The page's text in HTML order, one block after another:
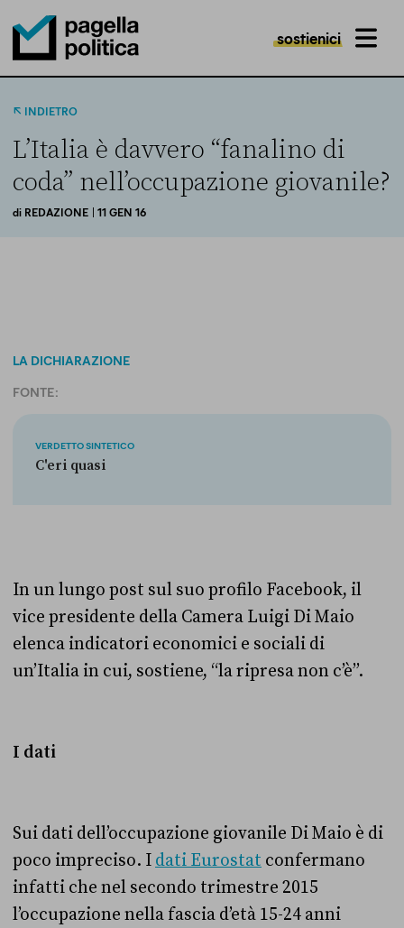
Pagella Politica Logo
sostienici MENU
INDIETRO
L’Italia è davvero “fanalino di
coda” nell’occupazione giovanile?
di REDAZIONE | 11 GEN 16
LA DICHIARAZIONE
FONTE:
VERDETTO SINTETICO
C'eri quasi
In un lungo post sul suo profilo Facebook, il
vice presidente della Camera Luigi Di Maio
elenca indicatori economici e sociali di
un’Italia in cui, sostiene, “la ripresa non c’è”.
I dati
Sui dati dell’occupazione giovanile Di Maio è di
poco impreciso. I dati Eurostat confermano
infatti che nel secondo trimestre 2015
l’occupazione nella fascia d’età 15-24 anni